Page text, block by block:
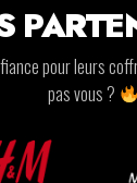
pour leurs
pas vous ?